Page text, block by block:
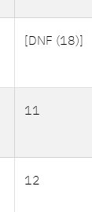
[DNF (18)]
11
12